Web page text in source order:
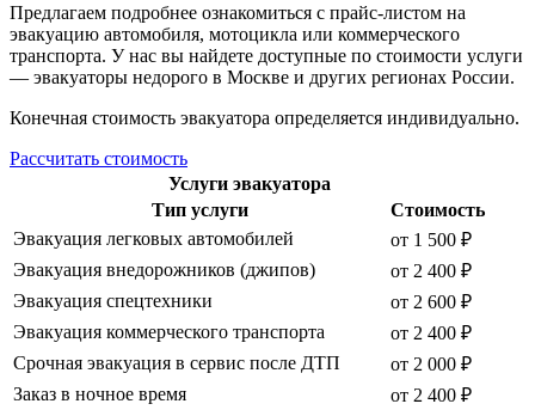
Предлагаем подробнее ознакомиться с прайс-листом на
эвакуацию автомобиля, мотоцикла или коммерческого
транспорта. У нас вы найдете доступные по стоимости услуги
— эвакуаторы недорого в Москве и других регионах России.
Конечная стоимость эвакуатора определяется индивидуально.
Рассчитать стоимость
Услуги эвакуатора
Тип услуги
Стоимость
Эвакуация легковых автомобилей
от 1 500 ₽
Эвакуация внедорожников (джипов)
от 2 400 ₽
Эвакуация спецтехники
от 2 600 ₽
Эвакуация коммерческого транспорта
от 2 400 ₽
Срочная эвакуация в сервис после ДТП
от 2 000 ₽
Заказ в ночное время
от 2 400 ₽